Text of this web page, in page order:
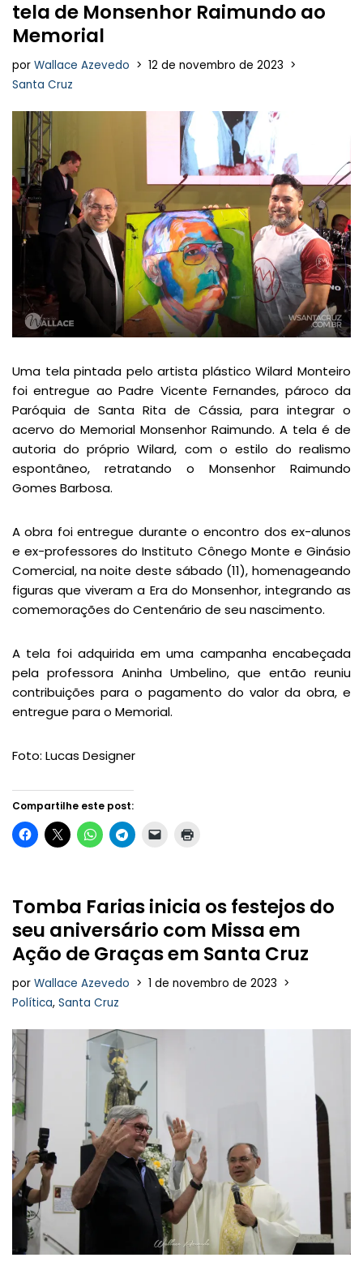
tela de Monsenhor Raimundo ao
Memorial
por Wallace Azevedo
12 de novembro de 2023
Santa Cruz
Uma tela pintada pelo artista plástico Wilard Monteiro
foi entregue ao Padre Vicente Fernandes, pároco da
Paróquia de Santa Rita de Cássia, para integrar o
acervo do Memorial Monsenhor Raimundo. A tela é de
autoria do próprio Wilard, com o estilo do realismo
espontâneo, retratando o Monsenhor Raimundo
Gomes Barbosa.
A obra foi entregue durante o encontro dos ex-alunos
e ex-professores do Instituto Cônego Monte e Ginásio
Comercial, na noite deste sábado (11), homenageando
figuras que viveram a Era do Monsenhor, integrando as
comemorações do Centenário de seu nascimento.
A tela foi adquirida em uma campanha encabeçada
pela professora Aninha Umbelino, que então reuniu
contribuições para o pagamento do valor da obra, e
entregue para o Memorial.
Foto: Lucas Designer
Compartilhe este post:
Tomba Farias inicia os festejos do
seu aniversário com Missa em
Ação de Graças em Santa Cruz
por Wallace Azevedo
1 de novembro de 2023
Política, Santa Cruz